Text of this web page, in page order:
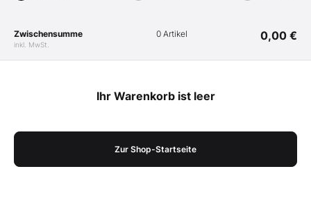
Zwischensumme
inkl. MwSt.
0 Artikel 0,00 €
Ihr Warenkorb ist leer
Zur Shop-Startseite